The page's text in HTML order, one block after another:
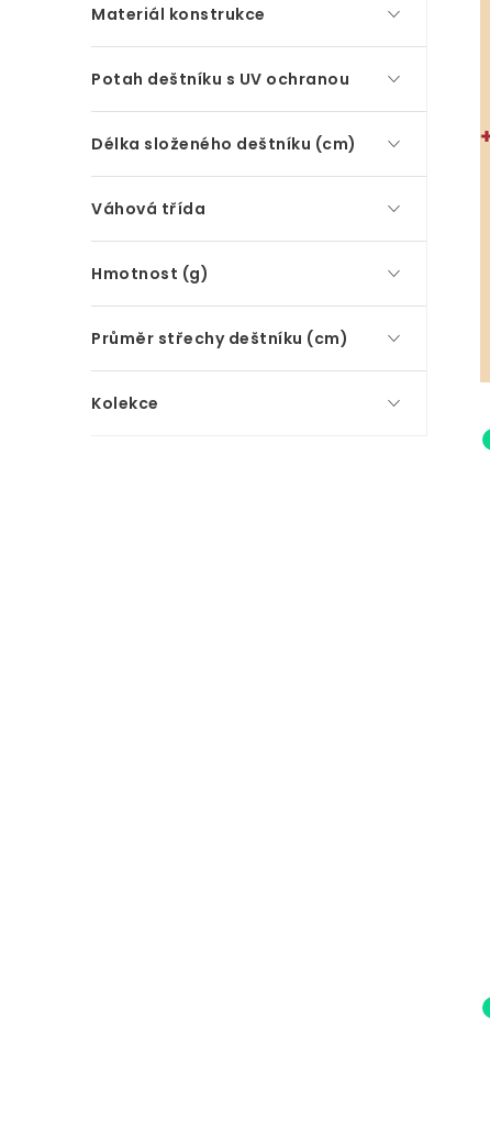
Materiál konstrukce
Potah deštníku s UV ochranou
Délka složeného deštníku (cm)
Váhová třída
Hmotnost (g)
Průměr střechy deštníku (cm)
Kolekce